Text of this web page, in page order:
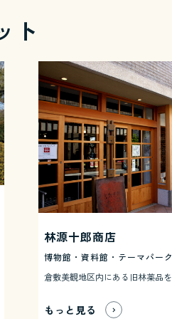
ト
林源十郎商店
博物館・資料館・テーマパーク
もっと見る